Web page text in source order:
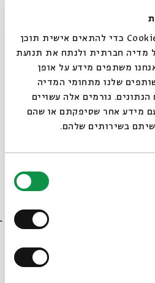
אנחנו משתמשים בקובצי Cookie כדי להתאים אישית תוכן
מדיה חברתית ולנתח את תנועת
משתפים מידע על אופן
שלנו מתחומי המדיה
גורמים אלה עשויים
מידע אחר שסיפקתם או שהם
בשירותים שלהם.
12.04